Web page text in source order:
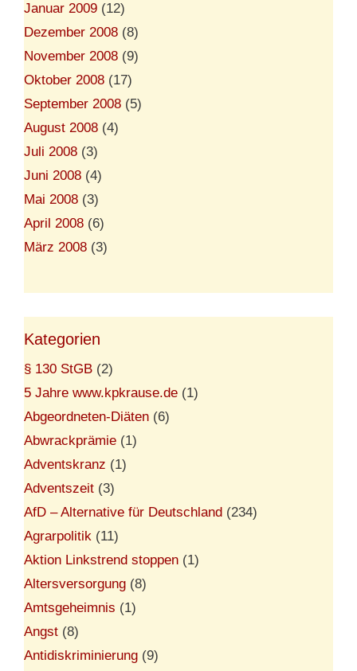
Januar 2009 (12)
Dezember 2008 (8)
November 2008 (9)
Oktober 2008 (17)
September 2008 (5)
August 2008 (4)
Juli 2008 (3)
Juni 2008 (4)
Mai 2008 (3)
April 2008 (6)
März 2008 (3)
Kategorien
§ 130 StGB (2)
5 Jahre www.kpkrause.de (1)
Abgeordneten-Diäten (6)
Abwrackprämie (1)
Adventskranz (1)
Adventszeit (3)
AfD – Alternative für Deutschland (234)
Agrarpolitik (11)
Aktion Linkstrend stoppen (1)
Altersversorgung (8)
Amtsgeheimnis (1)
Angst (8)
Antidiskriminierung (9)